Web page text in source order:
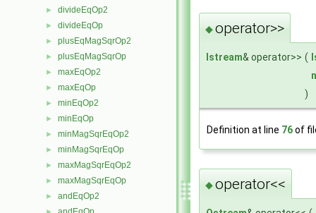
► divideEqOp2
► divideEqOp
► plusEqMagSqrOp2
► plusEqMagSqrOp
► maxEqOp2
► maxEqOp
► minEqOp2
► minEqOp
► minMagSqrEqOp2
► minMagSqrEqOp
► maxMagSqrEqOp2
► maxMagSqrEqOp
► andEqOp2
◆operator>>
Istream& operator>> (
)
Definition at line 76of
◆operator<<